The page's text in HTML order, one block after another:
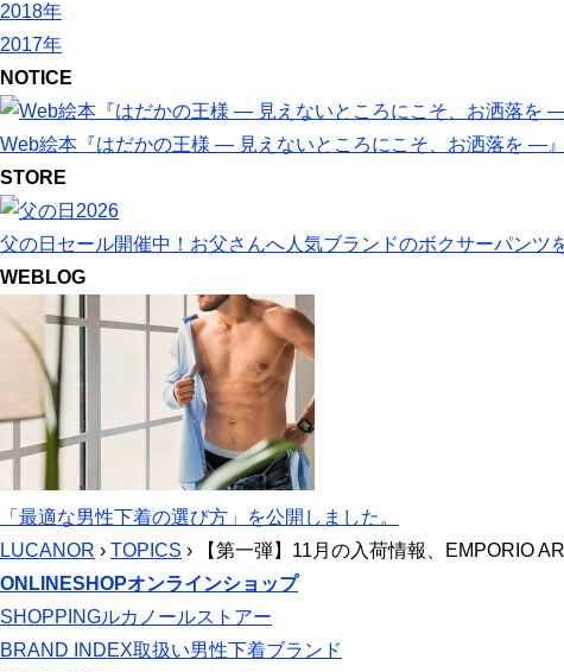
2018年
2017年
NOTICE
Web絵本『はだかの王様 ― 見えないところにこそ、お洒落を ―
STORE
父の日セール開催中！お父さんへ人気ブランドのボクサーパンツ
WEBLOG
「最適な男性下着の選び方」を公開しました。
LUCANOR › TOPICS › 【第一弾】11月の入荷情報、EMPORIO
ONLINESHOPオンラインショップ
SHOPPINGルカノールストアー
BRAND INDEX取扱い男性下着ブランド